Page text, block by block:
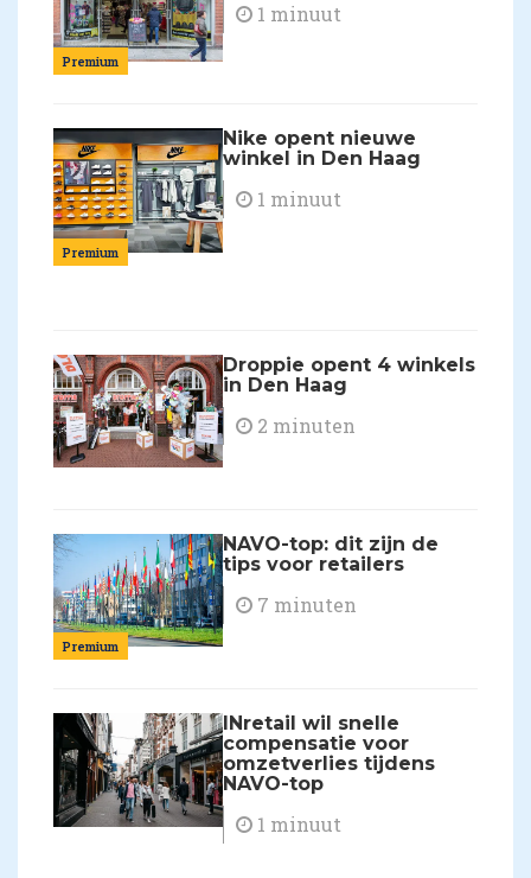
Premium
1 minuut
Premium
Nike opent nieuwe
winkel in Den Haag
1 minuut
Droppie opent 4 winkels
in Den Haag
2 minuten
Premium
NAVO-top: dit zijn de
tips voor retailers
7 minuten
INretail wil snelle
compensatie voor
omzetverlies tijdens
NAVO-top
1 minuut